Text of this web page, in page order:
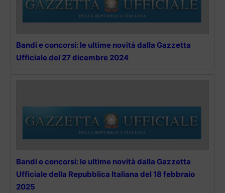
Bandi e concorsi: le ultime novità dalla Gazzetta
Ufficiale del 27 dicembre 2024
Bandi e concorsi: le ultime novità dalla Gazzetta
Ufficiale della Repubblica Italiana del 18 febbraio
2025